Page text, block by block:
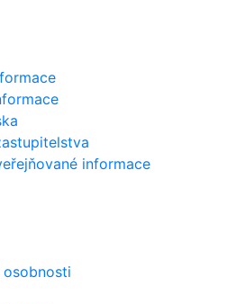
informace
osobnosti